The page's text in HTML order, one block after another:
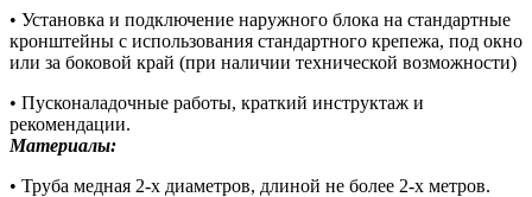
• Установка и подключение наружного блока на стандартные
кронштейны с использования стандартного крепежа, под окно
или за боковой край (при наличии технической возможности)
• Пусконаладочные работы, краткий инструктаж и
рекомендации.
Материалы:
• Труба медная 2-х диаметров, длиной не более 2-х метров.